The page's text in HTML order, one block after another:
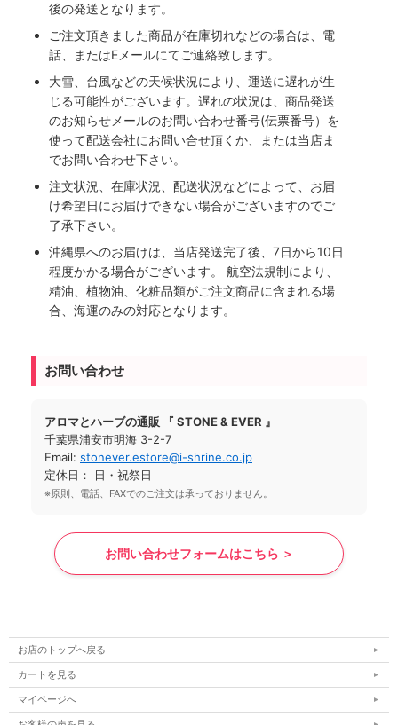
後の発送となります。
ご注文頂きました商品が在庫切れなどの場合は、電
話、またはEメールにてご連絡致します。
大雪、台風などの天候状況により、運送に遅れが生
じる可能性がございます。遅れの状況は、商品発送
のお知らせメールのお問い合わせ番号(伝票番号）を
使って配送会社にお問い合せ頂くか、または当店ま
でお問い合わせ下さい。
注文状況、在庫状況、配送状況などによって、お届
け希望日にお届けできない場合がございますのでご
了承下さい。
沖縄県へのお届けは、当店発送完了後、7日から10日
程度かかる場合がございます。 航空法規制により、
精油、植物油、化粧品類がご注文商品に含まれる場
合、海運のみの対応となります。
お問い合わせ
アロマとハーブの通販 『 STONE & EVER 』
千葉県浦安市明海 3-2-7
Email: stonever.estore@i-shrine.co.jp
定休日： 日・祝祭日
※原則、電話、FAXでのご注文は承っておりません。
お問い合わせフォームはこちら ＞
お店のトップへ戻る
カートを見る
マイページへ